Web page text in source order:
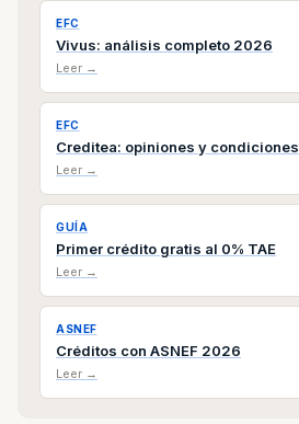
EFC
Vivus: análisis completo 2026
Leer →
EFC
Creditea: opiniones y condiciones
Leer →
GUÍA
Primer crédito gratis al 0% TAE
Leer →
ASNEF
Créditos con ASNEF 2026
Leer →